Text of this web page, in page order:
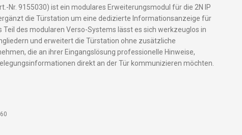
Nr. 9155030) ist ein modulares Erweiterungsmodul für die 2N IP
die Türstation um eine dedizierte Informationsanzeige für
Teil des modularen Verso-Systems lässt es sich werkzeuglos in
und erweitert die Türstation ohne zusätzliche
die an ihrer Eingangslösung professionelle Hinweise,
direkt an der Tür kommunizieren möchten.